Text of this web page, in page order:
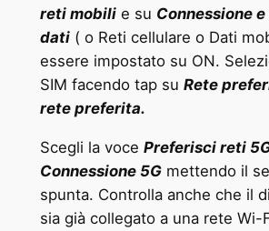
reti mobilie su Connessione
dati( o Reti cellulare o Dati
essere impostato su ON.
SIM facendo tap su Rete
rete preferita.
Scegli la voce Preferisci reti
Connessione 5Gmettendo il
spunta. Controlla anche che il
sia già collegato a una rete Wi-